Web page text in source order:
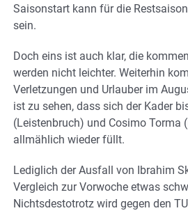
Saisonstart kann für die
sein.
Doch eins ist auch klar, die
werden nicht leichter. Weiterhin
Verletzungen und Urlauber im
ist zu sehen, dass sich der Kader
(Leistenbruch) und Cosimo Torma
allmählich wieder füllt.
Lediglich der Ausfall von Ibrahim
Vergleich zur Vorwoche etwas
Nichtsdestotrotz wird gegen den